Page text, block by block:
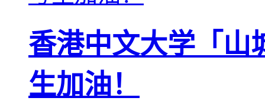
香港中文大学「山
生加油！